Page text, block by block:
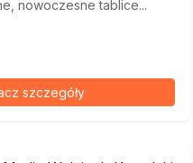
nowoczesne tablice...
szczegóły